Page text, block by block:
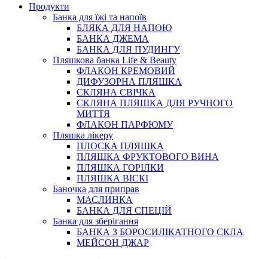
Продукти
Банка для їжі та напоїв
БЛЯКА ДЛЯ НАПОЮ
БАНКА ДЖЕМА
БАНКА ДЛЯ ПУДИНГУ
Пляшкова банка Life & Beauty
ФЛАКОН КРЕМОВИЙ
ДИФУЗОРНА ПЛЯШКА
СКЛЯНА СВІЧКА
СКЛЯНА ПЛЯШКА ДЛЯ РУЧНОГО
МИТТЯ
ФЛАКОН ПАРФЮМУ
Пляшка лікеру
ПЛОСКА ПЛЯШКА
ПЛЯШКА ФРУКТОВОГО ВИНА
ПЛЯШКА ГОРІЛКИ
ПЛЯШКА ВІСКІ
Баночка для приправ
МАСЛИНКА
БАНКА ДЛЯ СПЕЦІЙ
Банка для зберігання
БАНКА З БОРОСИЛІКАТНОГО СКЛА
МЕЙСОН ДЖАР